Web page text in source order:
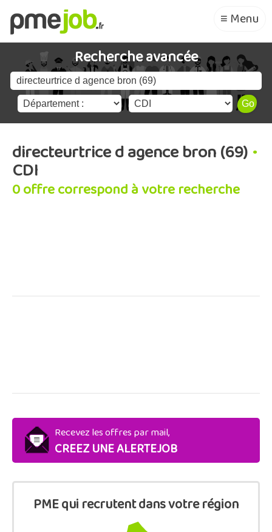
≡ Menu
Recherche avancée
directeurtrice d agence bron (69) •
CDI
0 offre correspond à votre recherche
Recevez les offres par mail,
CREEZ UNE ALERTEJOB
PME qui recrutent dans votre région